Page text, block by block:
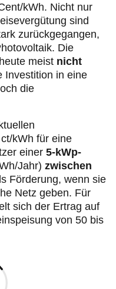
kWh. Nicht nur
sind
zurückgegangen,
Die
meist nicht
Investition in eine
die
kWh für eine
einer 5-kWp-
Jahr) zwischen
Förderung, wenn sie
Netz geben. Für
sich der Ertrag auf
von 50 bis